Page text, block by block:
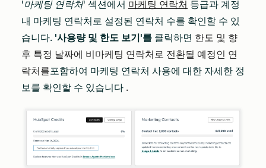
'마케팅 연락처' 섹션에서 마케팅 연락처 등급과 계정
내 마케팅 연락처로 설정된 연락처 수를 확인할 수 있
습니다. '사용량 및 한도 보기'를 클릭하면 한도 및 향
후 특정 날짜에 비마케팅 연락처로 전환될 예정인 연
락처를포함하여 마케팅 연락처 사용에 대한 자세한 정
보를 확인할 수 있습니다 .